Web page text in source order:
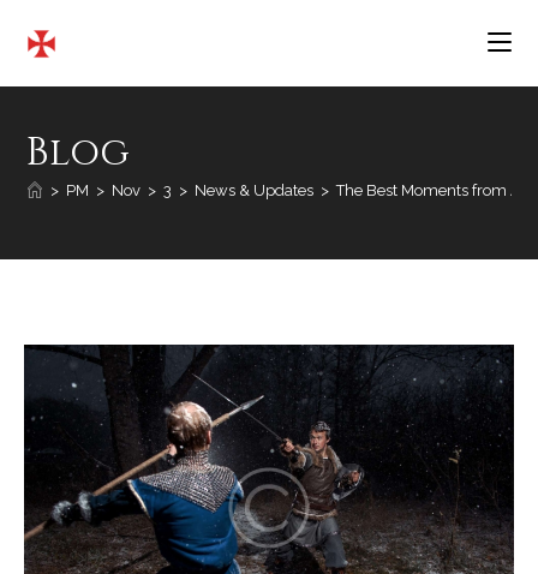
Blog
> PM > Nov > 3 > News & Updates > The Best Moments from